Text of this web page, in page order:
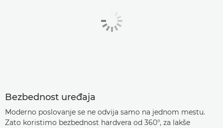
Bezbednost uređaja
Moderno poslovanje se ne odvija samo na jednom mestu.
Zato koristimo bezbednost hardvera od 360°, za lakše